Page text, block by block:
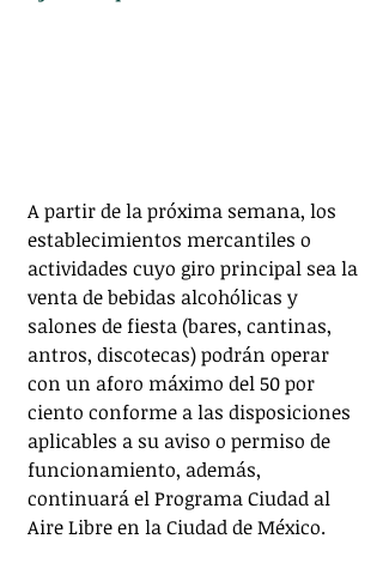
A partir de la próxima semana, los
establecimientos mercantiles o
actividades cuyo giro principal sea la
venta de bebidas alcohólicas y
salones de fiesta (bares, cantinas,
antros, discotecas) podrán operar
con un aforo máximo del 50 por
ciento conforme a las disposiciones
aplicables a su aviso o permiso de
funcionamiento, además,
continuará el Programa Ciudad al
Aire Libre en la Ciudad de México.